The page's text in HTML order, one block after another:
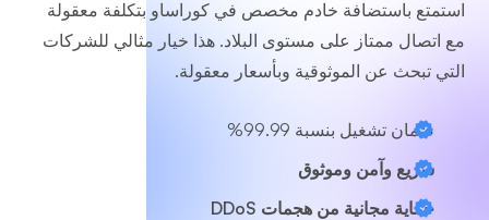
استمتع باستضافة خادم مخصص في كوراساو بتكلفة معقولة
مع اتصال ممتاز على مستوى البلاد. هذا خيار مثالي للشركات
التي تبحث عن الموثوقية وبأسعار معقولة.
ضمان تشغيل بنسبة 99.99%
سريع وآمن وموثوق
حماية مجانية من هجمات DDoS